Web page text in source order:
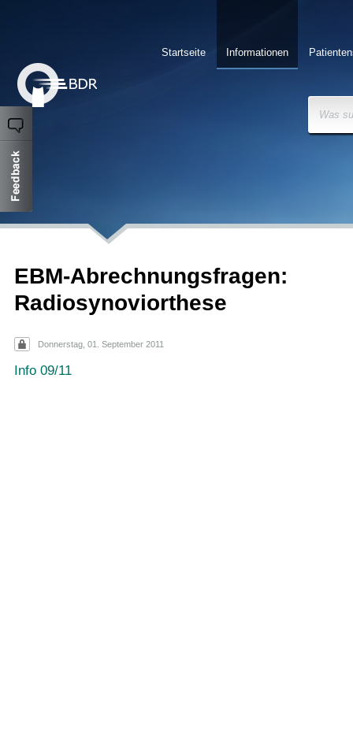
Informationen
Startseite
Was
EBM-Abrechnungsfragen:
Radiosynoviorthese
Donnerstag, 01. September 2011
Info 09/11